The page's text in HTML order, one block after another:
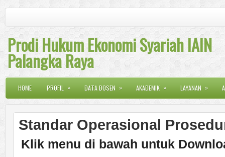
Prodi Hukum Ekonomi Syariah IAIN
Palangka Raya
HOME PROFIL » DATA DOSEN » AKADEMIK » LAYANAN »
Standar Operasional
Klik menu di bawah untuk